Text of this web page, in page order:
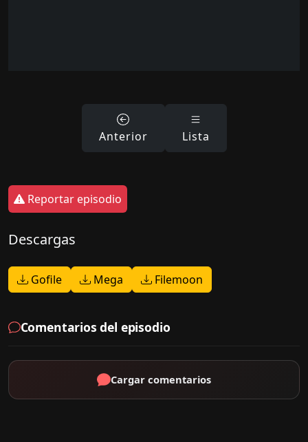
Anterior Lista
Reportar episodio
Descargas
Gofile Mega Filemoon
Comentarios del episodio
Cargar comentarios